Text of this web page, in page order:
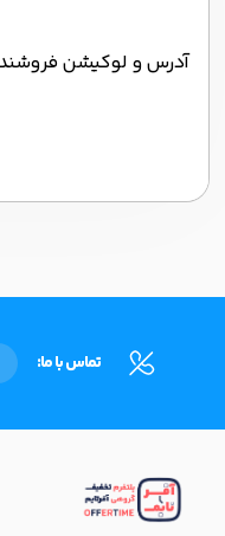
آدرس و لوکیشن
تماس با ما: